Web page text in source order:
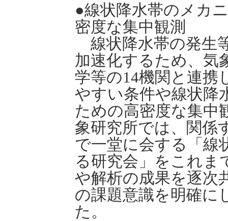
●線状降水帯のメカ
密度な集中観測
線状降水帯の発生
加速化するため、気
学等の14機関と連携
やすい条件や線状降
ための高密度な集中
象研究所では、関係
で一堂に会する「線
る研究会」をこれま
や解析の成果を逐次
の課題意識を明確に
た。